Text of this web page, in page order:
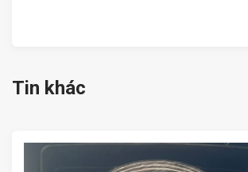
Tin khác